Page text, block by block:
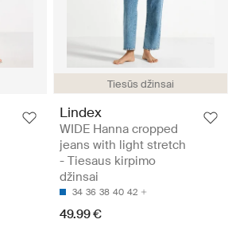
Tiesūs džinsai
Lindex
WIDE Hanna cropped
jeans with light stretch
- Tiesaus kirpimo
džinsai
34 36 38 40 42
49.99 €